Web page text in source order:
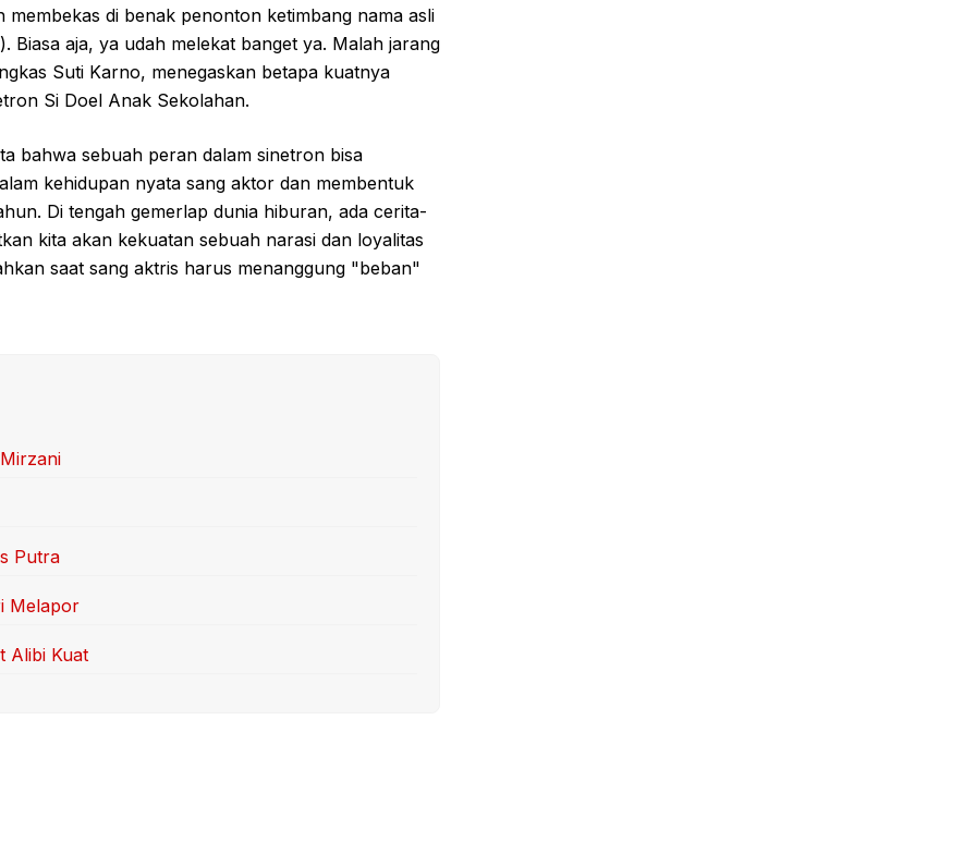
di benak penonton ketimbang nama asli
Biasa aja, ya udah melekat banget ya. Malah jarang
Suti Karno, menegaskan betapa kuatnya
Si Doel Anak Sekolahan.
bahwa sebuah peran dalam sinetron bisa
kehidupan nyata sang aktor dan membentuk
Di tengah gemerlap dunia hiburan, ada cerita-
kita akan kekuatan sebuah narasi dan loyalitas
saat sang aktris harus menanggung "beban"
Putra
Melapor
Alibi Kuat